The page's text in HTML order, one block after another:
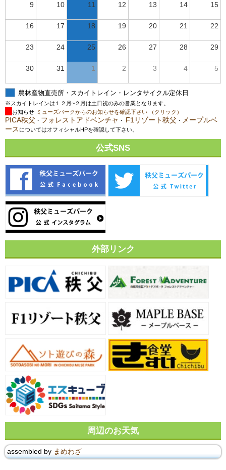
9 10 11 12 13 14 15
16 17 18 19 20 21 22
23 24 25 26 27 28 29
30 31 1 2 3 4 5
農林産物直売所・スカイトレイン・レンタサイクル定休日
※スカイトレインは１２月~２月は土日祝のみの営業となります。
お知らせ ミューズパークからのお知らせを確認下さい （クリック）
PICA秩父 ・ フォレストアドベンチャ ・ F1リゾート秩父 ・ メープルベ
ース についてはオフィシャルHPを確認して下さい。
公式SNS
外部リンク
周辺のお天気
assembled by まめわざ